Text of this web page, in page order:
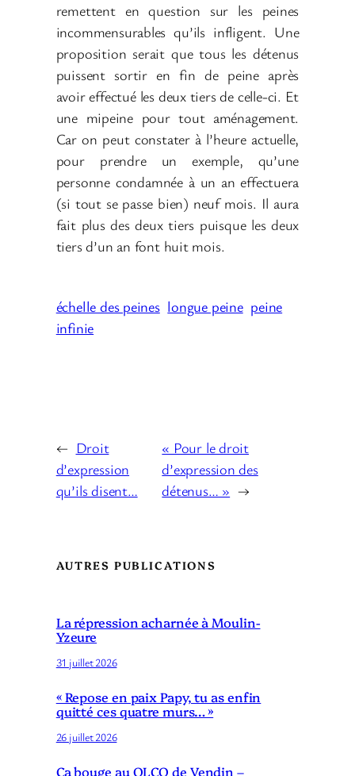
remettent en question sur les peines
incommensurables qu’ils infligent. Une
proposition serait que tous les détenus
puissent sortir en fin de peine après
avoir effectué les deux tiers de celle-ci. Et
une mipeine pour tout aménagement.
Car on peut constater à l’heure actuelle,
pour prendre un exemple, qu’une
personne condamnée à un an effectuera
(si tout se passe bien) neuf mois. Il aura
fait plus des deux tiers puisque les deux
tiers d’un an font huit mois.
échelle des peines longue peine peine
infinie
← Droit
d’expression
qu’ils disent…
« Pour le droit
d’expression des
détenus… » →
AUTRES PUBLICATIONS
La répression acharnée à Moulin-
Yzeure
31 juillet 2026
« Repose en paix Papy, tu as enfin
quitté ces quatre murs… »
26 juillet 2026
Ça bouge au QLCO de Vendin –